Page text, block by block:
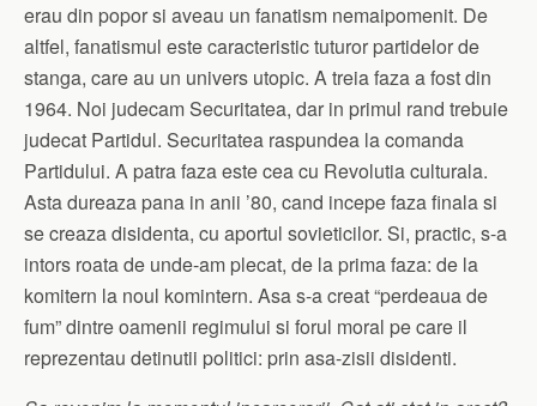
erau din popor si aveau un fanatism nemaipomenit. De
altfel, fanatismul este caracteristic tuturor partidelor de
stanga, care au un univers utopic. A treia faza a fost din
1964. Noi judecam Securitatea, dar in primul rand trebuie
judecat Partidul. Securitatea raspundea la comanda
Partidului. A patra faza este cea cu Revolutia culturala.
Asta dureaza pana in anii ’80, cand incepe faza finala si
se creaza disidenta, cu aportul sovieticilor. Si, practic, s-a
intors roata de unde-am plecat, de la prima faza: de la
komitern la noul komintern. Asa s-a creat “perdeaua de
fum” dintre oamenii regimului si forul moral pe care il
reprezentau detinutii politici: prin asa-zisii disidenti.